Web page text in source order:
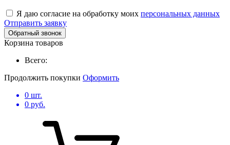
Я даю согласие на обработку моих персональных данных
Отправить заявку
Обратный звонок
Корзина товаров
Всего:
Продолжить покупки Оформить
0 шт.
0 руб.